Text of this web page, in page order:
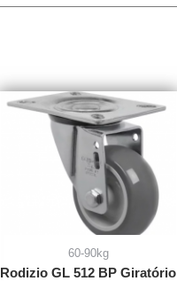
60-90kg
Rodizio GL 512 BP Giratório